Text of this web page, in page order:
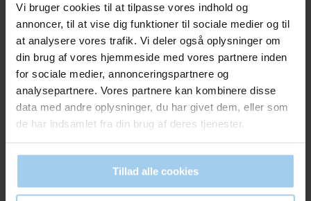
Vi bruger cookies til at tilpasse vores indhold og
annoncer, til at vise dig funktioner til sociale medier og til
at analysere vores trafik. Vi deler også oplysninger om
din brug af vores hjemmeside med vores partnere inden
for sociale medier, annonceringspartnere og
analysepartnere. Vores partnere kan kombinere disse
data med andre oplysninger, du har givet dem, eller som
de har indsamlet fra din brug af deres tjenester.
Tillad alle cookies
Bestsellers in Vin- og delikatesse emballage
Spar 10% Spar 54%